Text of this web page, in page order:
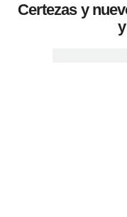
Certezas y